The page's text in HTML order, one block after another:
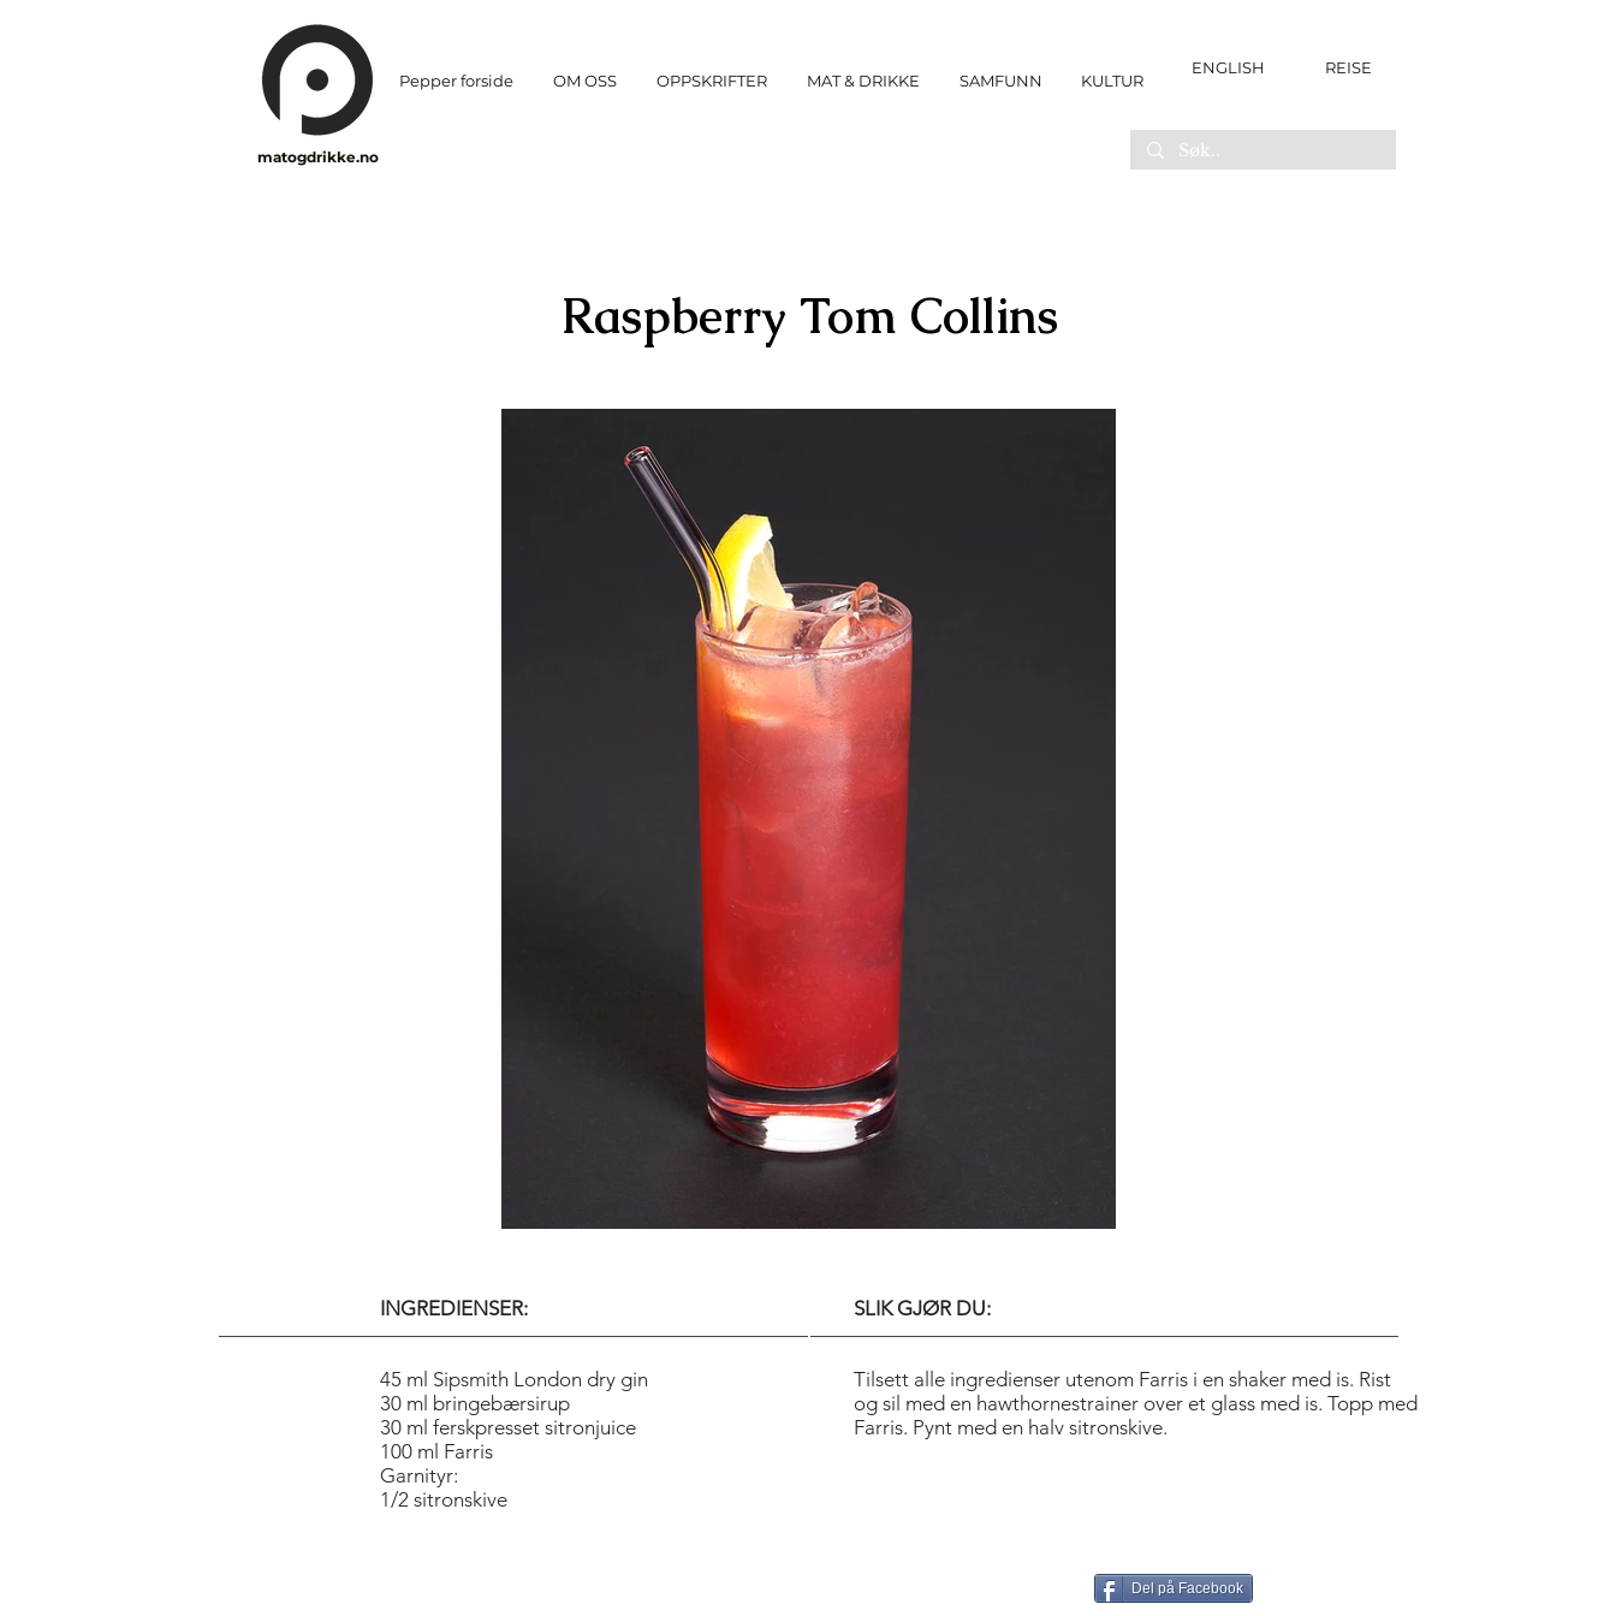
Pepper forside OM OSS OPPSKRIFTER MAT & DRIKKE SAMFUNN KULTUR
ENGLISH REISE
matogdrikke.no
Raspberry Tom Collins
INGREDIENSER:
45 ml Sipsmith London dry gin
30 ml bringebærsirup
30 ml ferskpresset sitronjuice
100 ml Farris
Garnityr:
1/2 sitronskive
SLIK GJØR DU:
Tilsett alle ingredienser utenom Farris i en shaker med is. Rist
og sil med en hawthornestrainer over et glass med is. Topp med
Farris. Pynt med en halv sitronskive.
Del på Facebook